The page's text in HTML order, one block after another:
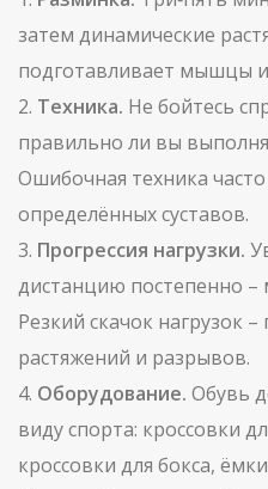
затем динамические
подготавливает мышцы и
2. Техника. Не бойтесь
правильно ли вы
Ошибочная техника
определённых суставов.
3. Прогрессия нагрузки.
дистанцию постепенно –
Резкий скачок нагрузок
растяжений и разрывов.
4. Оборудование. Обувь
виду спорта: кроссовки
кроссовки для бокса,